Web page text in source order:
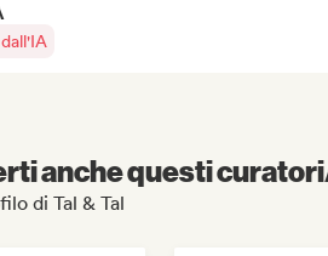
anche questi
di Tal & Tal